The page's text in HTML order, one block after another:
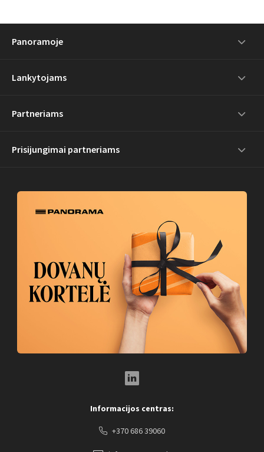
Panoramoje
Lankytojams
Partneriams
Prisijungimai partneriams
Informacijos centras:
+370 686 39060